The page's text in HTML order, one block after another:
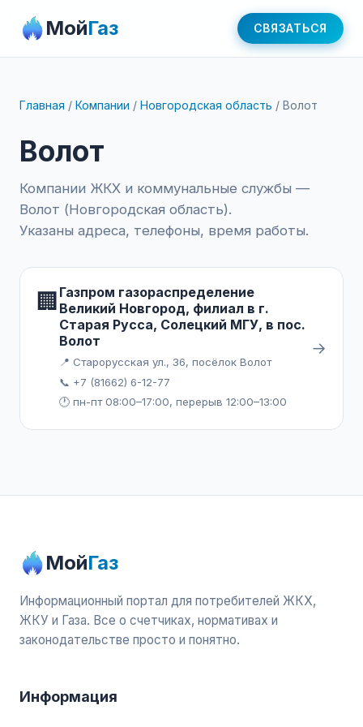
МойГаз СВЯЗАТЬСЯ
Главная / Компании / Новгородская область / Волот
Волот
Компании ЖКХ и коммунальные службы —
Волот (Новгородская область).
Указаны адреса, телефоны, время работы.
🏢 Газпром газораспределение
Великий Новгород, филиал в г.
Старая Русса, Солецкий МГУ, в пос.
Волот
📍 Старорусская ул., 36, посёлок Волот
📞 +7 (81662) 6-12-77
🕐 пн-пт 08:00–17:00, перерыв 12:00–13:00
→
МойГаз
Информационный портал для потребителей ЖКХ,
ЖКУ и Газа. Все о счетчиках, нормативах и
законодательстве просто и понятно.
Информация